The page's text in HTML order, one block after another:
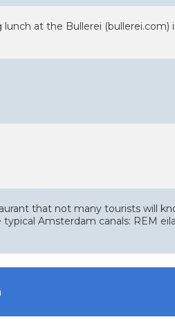
at the Bullerei (bullerei.com)
that not many tourists will
Amsterdam canals: REM